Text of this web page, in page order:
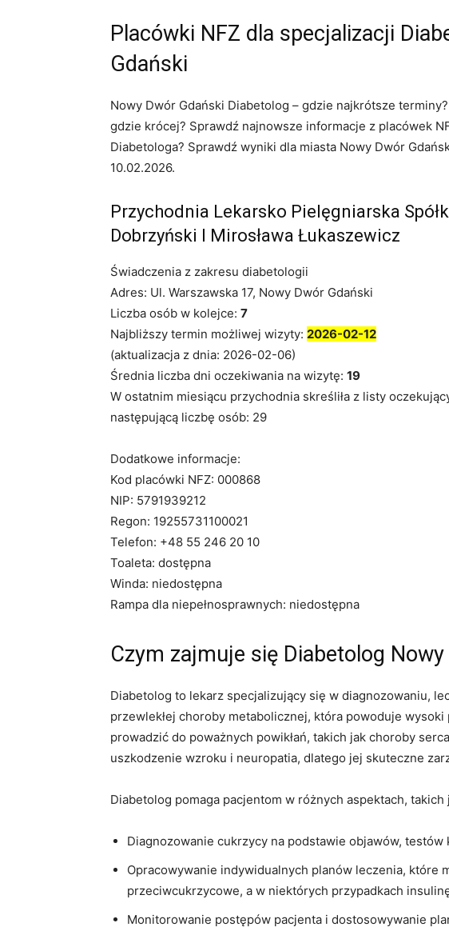
Placówki NFZ dla specjalizacji
Gdański
Nowy Dwór Gdański Diabetolog – gdzie najkrótsze
gdzie krócej? Sprawdź najnowsze informacje z placówek
Diabetologa? Sprawdź wyniki dla miasta Nowy Dwór
10.02.2026.
Przychodnia Lekarsko Pielęgniarska
Dobrzyński I Mirosława Łukaszewicz
Świadczenia z zakresu diabetologii
Adres: Ul. Warszawska 17, Nowy Dwór Gdański
Liczba osób w kolejce: 7
Najbliższy termin możliwej wizyty: 2026-02-12
(aktualizacja z dnia: 2026-02-06)
Średnia liczba dni oczekiwania na wizytę: 19
W ostatnim miesiącu przychodnia skreśliła z listy
następującą liczbę osób: 29
Dodatkowe informacje:
Kod placówki NFZ: 000868
NIP: 5791939212
Regon: 19255731100021
Telefon: +48 55 246 20 10
Toaleta: dostępna
Winda: niedostępna
Rampa dla niepełnosprawnych: niedostępna
Czym zajmuje się Diabetolog
Diabetolog to lekarz specjalizujący się w diagnozowaniu,
przewlekłej choroby metabolicznej, która powoduje
prowadzić do poważnych powikłań, takich jak choroby
uszkodzenie wzroku i neuropatia, dlatego jej skuteczne
Diabetolog pomaga pacjentom w różnych aspektach, takich
Diagnozowanie cukrzycy na podstawie objawów,
Opracowywanie indywidualnych planów leczenia, które
przeciwcukrzycowe, a w niektórych przypadkach
Monitorowanie postępów pacjenta i dostosowywanie